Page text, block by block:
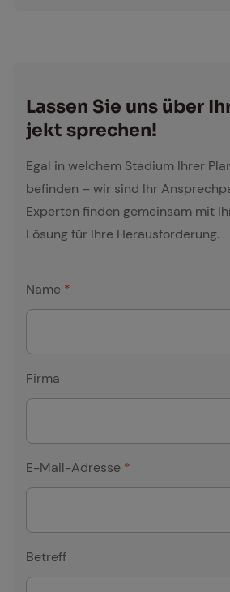
Las­sen Sie uns über
jekt spre­chen!
Egal in welchem Stadium Ihrer
befinden – wir sind Ihr
Experten finden gemeinsam mit
Lösung für Ihre Herausforderung.
Name *
Firma
E-Mail-Adresse *
Betreff